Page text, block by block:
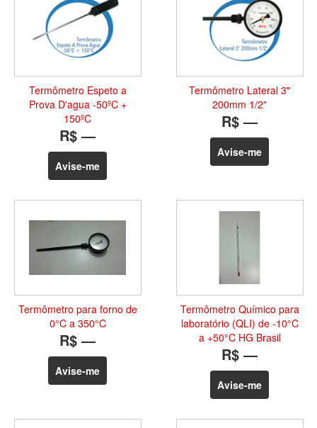
Termômetro Espeto a
Prova D'agua -50ºC +
150ºC
R$ —
Avise-me
Termômetro Lateral 3"
200mm 1/2"
R$ —
Avise-me
Termômetro para forno de
0°C a 350°C
R$ —
Avise-me
Termômetro Químico para
laboratório (QLI) de -10°C
a +50°C HG Brasil
R$ —
Avise-me